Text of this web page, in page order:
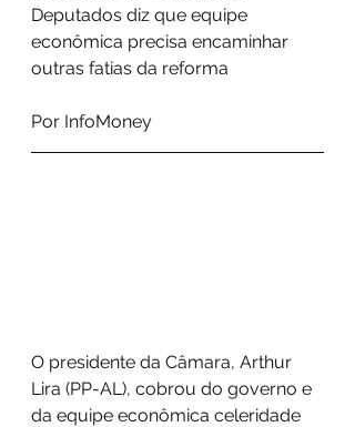
Deputados diz que equipe
econômica precisa encaminhar
outras fatias da reforma
Por InfoMoney
O presidente da Câmara, Arthur
Lira (PP-AL), cobrou do governo e
da equipe econômica celeridade